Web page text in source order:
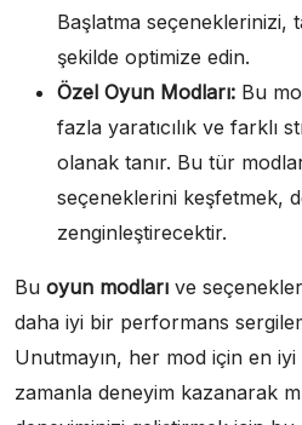
Başlatma seçeneklerinizi,
şekilde optimize edin.
Özel Oyun Modları: Bu
fazla yaratıcılık ve farklı
olanak tanır. Bu tür
seçeneklerini keşfetmek,
zenginleştirecektir.
Bu oyun modları ve
daha iyi bir performans
Unutmayın, her mod için en
zamanla deneyim kazanarak